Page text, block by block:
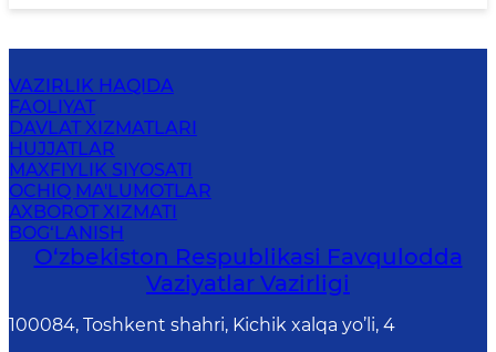
VAZIRLIK HAQIDA
FAOLIYAT
DAVLAT XIZMATLARI
HUJJATLAR
MAXFIYLIK SIYOSATI
OCHIQ MA'LUMOTLAR
AXBOROT XIZMATI
BOG‘LANISH
O‘zbеkistоn Rеspublikаsi Favqulodda
Vaziyatlar Vazirligi
100084, Toshkent shahri, Kichik xalqa yo’li, 4